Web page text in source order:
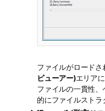
ファイルがロードさ
ビューアー)エリア
ファイルの一貫性
的にファイルストラ